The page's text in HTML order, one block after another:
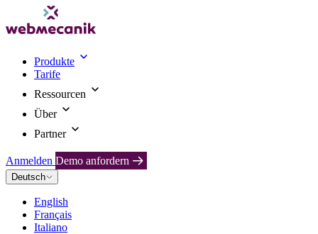
Produkte
Tarife
Ressourcen
Über
Partner
Anmelden Demo anfordern
Deutsch
English
Français
Italiano